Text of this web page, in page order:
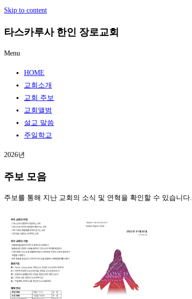
Skip to content
타스카루사 한인 장로교회
Menu
HOME
교회소개
교회 주보
교회앨범
설교 말씀
주일학교
2026년
주보 모음
주보를 통해 지난 교회의 소식 및 연혁을 확인할 수 있습니다.